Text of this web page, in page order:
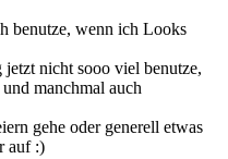
benutze, wenn ich Looks
nicht sooo viel benutze,
manchmal auch
gehe oder generell etwas
auf :)